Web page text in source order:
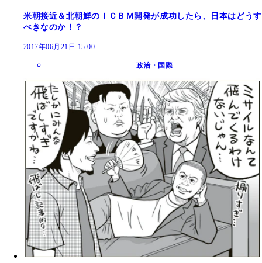
米朝接近＆北朝鮮のＩＣＢＭ開発が成功したら、日本はどうす
べきなのか！？
2017年06月21日 15:00
政治・国際